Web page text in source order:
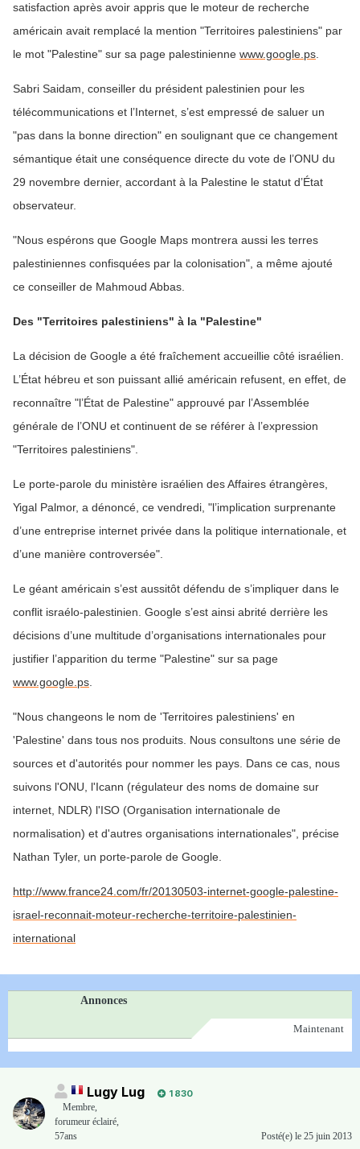
satisfaction après avoir appris que le moteur de recherche
américain avait remplacé la mention "Territoires palestiniens" par
le mot "Palestine" sur sa page palestinienne www.google.ps
Sabri Saidam, conseiller du président palestinien pour les
télécommunications et l’Internet, s’est empressé de saluer un
"pas dans la bonne direction" en soulignant que ce changement
sémantique était une conséquence directe du vote de l’ONU du
29 novembre dernier, accordant à la Palestine le statut d’État
observateur.
"Nous espérons que Google Maps montrera aussi les terres
palestiniennes confisquées par la colonisation", a même ajouté
ce conseiller de Mahmoud Abbas.
Des "Territoires palestiniens" à la "Palestine"
La décision de Google a été fraîchement accueillie côté israélien.
L’État hébreu et son puissant allié américain refusent, en effet, de
reconnaître "l’État de Palestine" approuvé par l’Assemblée
générale de l’ONU et continuent de se référer à l’expression
"Territoires palestiniens".
Le porte-parole du ministère israélien des Affaires étrangères,
Yigal Palmor, a dénoncé, ce vendredi, "l’implication surprenante
d’une entreprise internet privée dans la politique internationale, et
d’une manière controversée".
Le géant américain s’est aussitôt défendu de s’impliquer dans le
conflit israélo-palestinien. Google s’est ainsi abrité derrière les
décisions d’une multitude d’organisations internationales pour
justifier l’apparition du terme "Palestine" sur sa page
www.google.ps
"Nous changeons le nom de 'Territoires palestiniens' en
'Palestine' dans tous nos produits. Nous consultons une série de
sources et d'autorités pour nommer les pays. Dans ce cas, nous
suivons l'ONU, l'Icann (régulateur des noms de domaine sur
internet, NDLR) l'ISO (Organisation internationale de
normalisation) et d'autres organisations internationales", précise
Nathan Tyler, un porte-parole de Google.
http://www.france24.com/fr/20130503-internet-google-palestine-
israel-reconnait-moteur-recherche-territoire-palestinien-
international
Annonces
Maintenant
Lugy Lug
1 830
Membre,
forumeur éclairé,
57ans
Posté(e) le 25 juin 2013